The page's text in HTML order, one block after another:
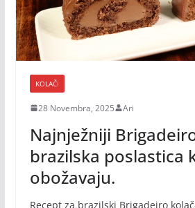
KOLAČI
28 Novembra, 2025 Ari
Najnježniji
brazilska poslastica
obožavaju.
Recept za brazilski Brigadeiro